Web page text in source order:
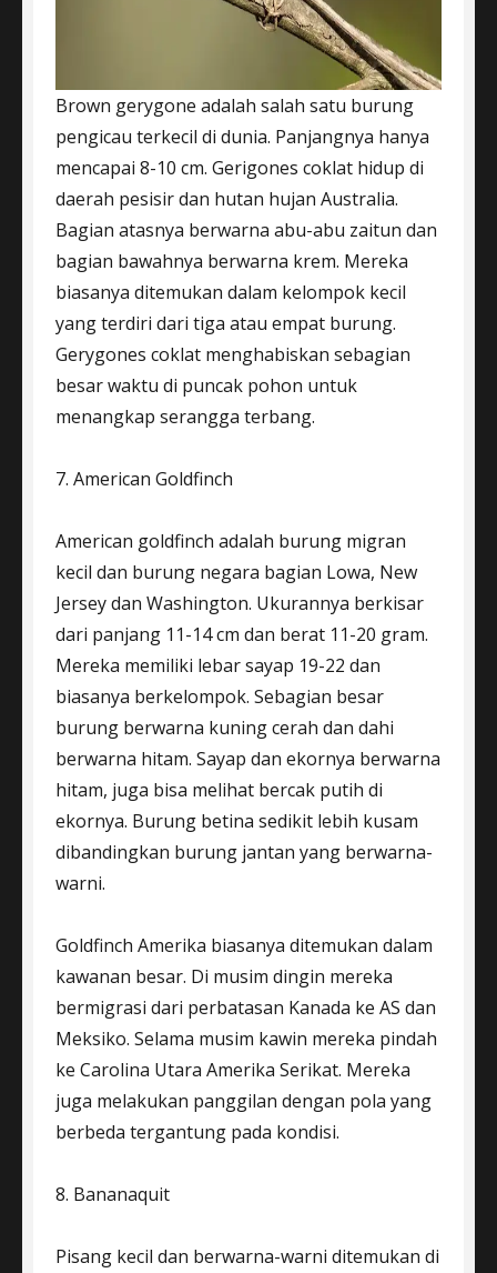
Brown gerygone adalah salah satu burung
pengicau terkecil di dunia. Panjangnya hanya
mencapai 8-10 cm. Gerigones coklat hidup di
daerah pesisir dan hutan hujan Australia.
Bagian atasnya berwarna abu-abu zaitun dan
bagian bawahnya berwarna krem. Mereka
biasanya ditemukan dalam kelompok kecil
yang terdiri dari tiga atau empat burung.
Gerygones coklat menghabiskan sebagian
besar waktu di puncak pohon untuk
menangkap serangga terbang.
7. American Goldfinch
American goldfinch adalah burung migran
kecil dan burung negara bagian Lowa, New
Jersey dan Washington. Ukurannya berkisar
dari panjang 11-14 cm dan berat 11-20 gram.
Mereka memiliki lebar sayap 19-22 dan
biasanya berkelompok. Sebagian besar
burung berwarna kuning cerah dan dahi
berwarna hitam. Sayap dan ekornya berwarna
hitam, juga bisa melihat bercak putih di
ekornya. Burung betina sedikit lebih kusam
dibandingkan burung jantan yang berwarna-
warni.
Goldfinch Amerika biasanya ditemukan dalam
kawanan besar. Di musim dingin mereka
bermigrasi dari perbatasan Kanada ke AS dan
Meksiko. Selama musim kawin mereka pindah
ke Carolina Utara Amerika Serikat. Mereka
juga melakukan panggilan dengan pola yang
berbeda tergantung pada kondisi.
8. Bananaquit
Pisang kecil dan berwarna-warni ditemukan di